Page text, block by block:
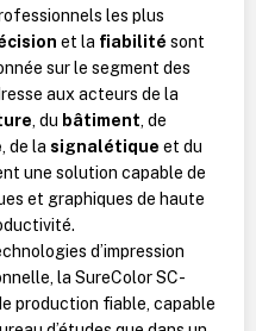
les plus
et la fiabilité sont
sur le segment des
aux acteurs de la
, du bâtiment, de
, de la signalétique et du
une solution capable de
et graphiques de haute
d’impression
la SureColor SC-
production fiable, capable